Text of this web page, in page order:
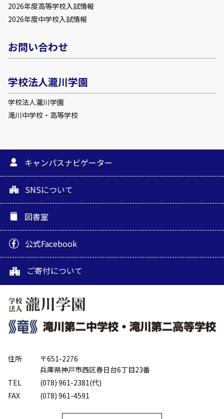
2026年度高等学校入試情報
2026年度中学校入試情報
お問い合わせ
学校法人瀧川学園
学校法人瀧川学園
滝川中学校・高等学校
キャンパスナビゲーター
SNSについて
図書室
公式Facebook
ご寄付について
住所
〒651-2276
兵庫県神戸市西区春日台6丁目23番
TEL
(078) 961-2381(代)
FAX
(078) 961-4591